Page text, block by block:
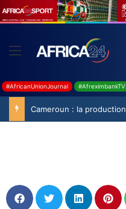
#AfricanUnionJournal #AfreximbankTV